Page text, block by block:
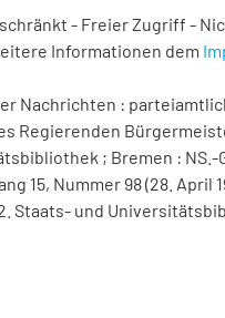
- Freier Zugriff -
Informationen dem
Nachrichten :
Regierenden
; Bremen : NS.-
15, Nummer 98 (28.
Staats- und